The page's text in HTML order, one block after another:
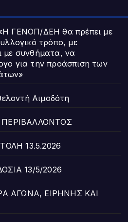
ΓΕΝΟΠ/ΔΕΗ θα πρέπει με
τρόπο, με
με συνθήματα, να
για την προάσπιση των
Αιμοδότη
13.5.2026
13/5/2026
ΑΓΩΝΑ, ΕΙΡΗΝΗΣ ΚΑΙ